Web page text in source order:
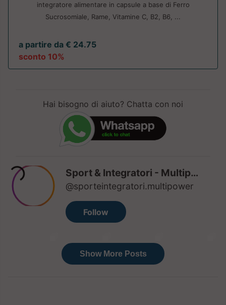
integratore alimentare in capsule a base di Ferro
Sucrosomiale, Rame, Vitamine C, B2, B6, ...
a partire da € 24.75
sconto 10%
Hai bisogno di aiuto? Chatta con noi